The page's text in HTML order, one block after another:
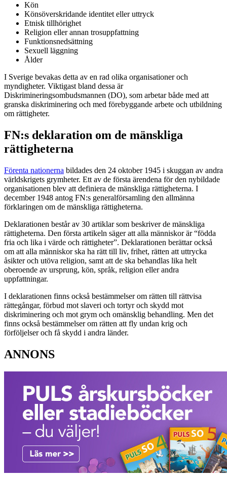
Kön
Könsöverskridande identitet eller uttryck
Etnisk tillhörighet
Religion eller annan trosuppfattning
Funktionsnedsättning
Sexuell läggning
Ålder
I Sverige bevakas detta av en rad olika organisationer och
myndigheter. Viktigast bland dessa är
Diskrimineringsombudsmannen (DO), som arbetar både med att
granska diskriminering och med förebyggande arbete och utbildning
om rättigheter.
FN:s deklaration om de mänskliga
rättigheterna
Förenta nationerna bildades den 24 oktober 1945 i skuggan av andra
världskrigets grymheter. Ett av de första ärendena för den nybildade
organisationen blev att definiera de mänskliga rättigheterna. I
december 1948 antog FN:s generalförsamling den allmänna
förklaringen om de mänskliga rättigheterna.
Deklarationen består av 30 artiklar som beskriver de mänskliga
rättigheterna. Den första artikeln säger att alla människor är “födda
fria och lika i värde och rättigheter”. Deklarationen berättar också
om att alla människor ska ha rätt till liv, frihet, rätten att uttrycka
åsikter och utöva religion, samt att de ska behandlas lika helt
oberoende av ursprung, kön, språk, religion eller andra
uppfattningar.
I deklarationen finns också bestämmelser om rätten till rättvisa
rättegångar, förbud mot slaveri och tortyr och skydd mot
diskriminering och mot grym och omänsklig behandling. Men det
finns också bestämmelser om rätten att fly undan krig och
förföljelser och få skydd i andra länder.
ANNONS